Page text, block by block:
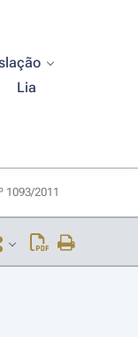
Lia
1093/2011